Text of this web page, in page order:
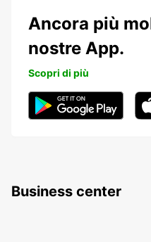
Ancora più
nostre App.
Scopri di più
Business center